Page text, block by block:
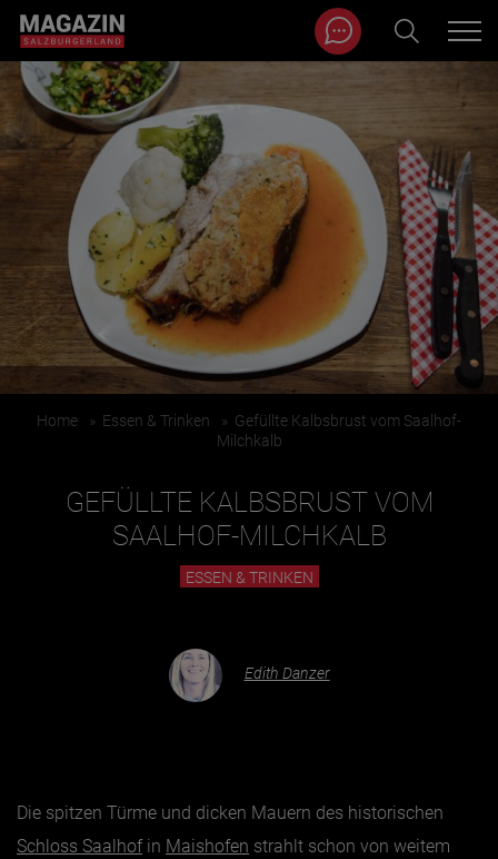
Zum Inhalt springen
BEITRÄGE IN MEINER NÄHE
BEITRÄGE IN MEINER NÄHE ANZEIGEN
KATEGORIEN
Lifestyle
Magazin durchsuchen...
Home » Essen & Trinken » Gefüllte Kalbsbrust vom Saalhof-
Milchkalb
GEFÜLLTE KALBSBRUST VOM
SAALHOF-MILCHKALB
ESSEN & TRINKEN
Edith Danzer
Die spitzen Türme und dicken Mauern des historischen
Schloss Saalhofin Maishofen strahlt schon von weitem